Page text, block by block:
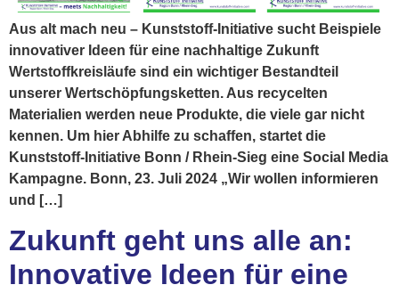
Aus alt mach neu – Kunststoff-Initiative sucht Beispiele
innovativer Ideen für eine nachhaltige Zukunft
Wertstoffkreisläufe sind ein wichtiger Bestandteil
unserer Wertschöpfungsketten. Aus recycelten
Materialien werden neue Produkte, die viele gar nicht
kennen. Um hier Abhilfe zu schaffen, startet die
Kunststoff-Initiative Bonn / Rhein-Sieg eine Social Media
Kampagne. Bonn, 23. Juli 2024 „Wir wollen informieren
und […]
Zukunft geht uns alle an:
Innovative Ideen für eine